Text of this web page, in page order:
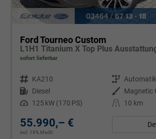
Ford Tourneo Custom
L1H1 Titanium X Top Plus
sofort lieferbar
Fahrzeugnr. KA210 Getriebe Automatik
Kraftstoff Diesel Außenfarbe Magnetic
Leistung 125 kW (170 PS) Kilometerstand 10 km
55.990,– €
incl. 19% MwSt.